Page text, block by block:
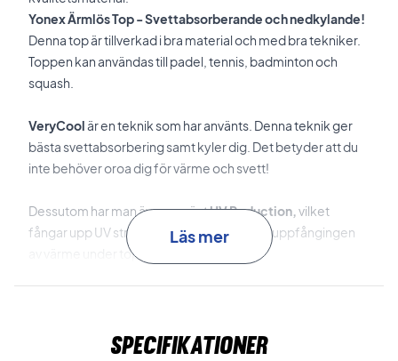
Yonex Ärmlös Top - Svettabsorberande och nedkylande!
Denna top är tillverkad i bra material och med bra tekniker.
Toppen kan användas till padel, tennis, badminton och
squash.
VeryCoolär en teknik som har använts. Denna teknik ger
bästa svettabsorbering samt kyler dig. Det betyder att du
inte behöver oroa dig för värme och svett!
Dessutom har man även använtUV Reduction,vilket
fångar upp UV strålar och minskar därmed uppfångingen
av värme under toppen.
som att det inte finns någonting att göra - MEN det slipper
Läs mer
Specifikationer